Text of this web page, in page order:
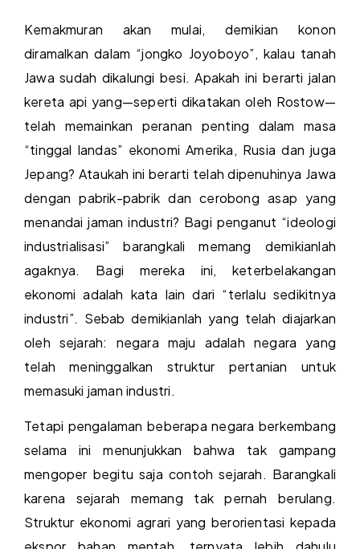
Kemakmuran akan mulai, demikian konon
diramalkan dalam “jongko Joyoboyo”, kalau tanah
Jawa sudah dikalungi besi. Apakah ini berarti jalan
kereta api yang—seperti dikatakan oleh Rostow—
telah memainkan peranan penting dalam masa
“tinggal landas” ekonomi Amerika, Rusia dan juga
Jepang? Ataukah ini berarti telah dipenuhinya Jawa
dengan pabrik-pabrik dan cerobong asap yang
menandai jaman industri? Bagi penganut “ideologi
industrialisasi” barangkali memang demikianlah
agaknya. Bagi mereka ini, keterbelakangan
ekonomi adalah kata lain dari “terlalu sedikitnya
industri”. Sebab demikianlah yang telah diajarkan
oleh sejarah: negara maju adalah negara yang
telah meninggalkan struktur pertanian untuk
memasuki jaman industri.
Tetapi pengalaman beberapa negara berkembang
selama ini menunjukkan bahwa tak gampang
mengoper begitu saja contoh sejarah. Barangkali
karena sejarah memang tak pernah berulang.
Struktur ekonomi agrari yang berorientasi kepada